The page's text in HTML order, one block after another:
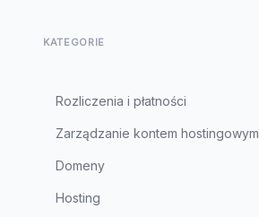
KATEGORIE
Rozliczenia i płatności
Zarządzanie kontem hostingowym
Domeny
Hosting